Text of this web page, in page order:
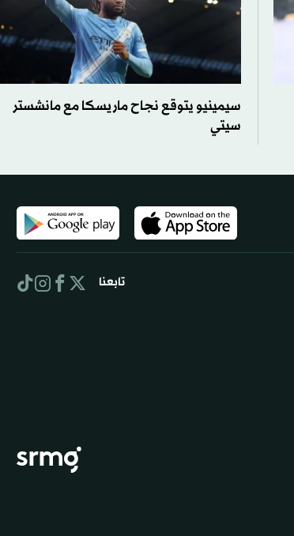
سيمينيو يتوقع نجاح ماريسكا مع مانشستر
سيتي
تابعنا